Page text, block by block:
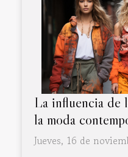
La influencia de
la moda
Jueves, 16 de